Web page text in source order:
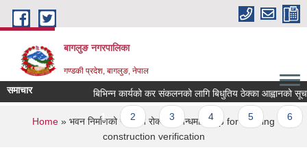
Skip to main content
बागलुङ नगरपालिका
गण्डकी प्रदेश, बागलुङ, नेपाल
समाचार बिभिन्न कार्यको कर संकलनको लागि बिधुतिय ठेक्का आह्वानको सूचना
Pages
1 2 3 4
You are here
Home » ‍भवन निर्माणको स्वीकृति रोक्का सम्बन्धमा/ stop for building
construction verification